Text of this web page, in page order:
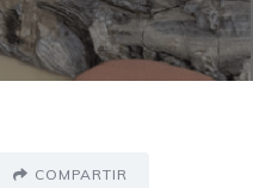
COMPARTIR